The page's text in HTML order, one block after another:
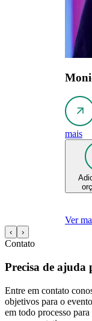
mais
Ver
‹ ›
Contato
Precisa de ajuda
Entre em contato
objetivos para o
em todo processo